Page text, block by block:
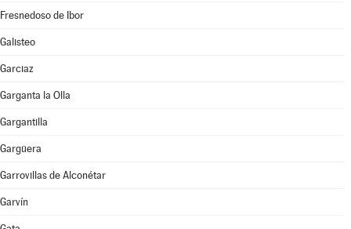
Fresnedoso de Ibor
Galisteo
Garciaz
Garganta la Olla
Gargantilla
Gargüera
Garrovillas de Alconétar
Garvín